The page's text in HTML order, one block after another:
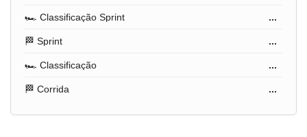
🏎️ Classificação Sprint ...
🏁 Sprint ...
🏎️ Classificação ...
🏁 Corrida ...